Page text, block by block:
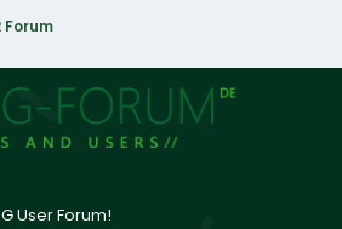
Forum
User Forum!